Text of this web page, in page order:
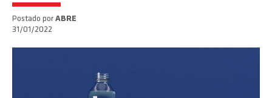
Postado por ABRE
31/01/2022